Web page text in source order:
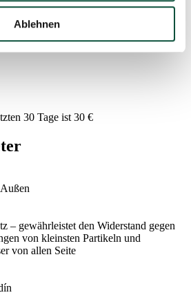
Ablehnen
30 Tage ist 30 €
– gewährleistet den Widerstand gegen
von kleinsten Partikeln und
von allen Seite